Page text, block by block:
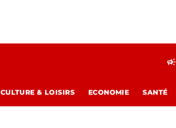
campaign
CULTURE & LOISIRS ECONOMIE SANTÉ